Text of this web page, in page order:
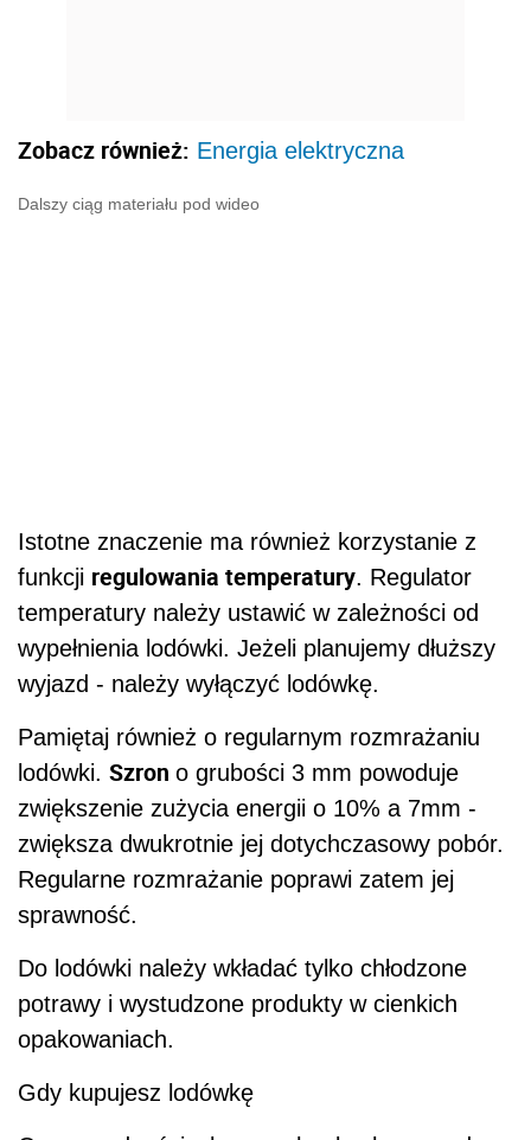
Zobacz również: Energia elektryczna
Dalszy ciąg materiału pod wideo
Istotne znaczenie ma również korzystanie z
funkcji regulowania temperatury. Regulator
temperatury należy ustawić w zależności od
wypełnienia lodówki. Jeżeli planujemy dłuższy
wyjazd - należy wyłączyć lodówkę.
Pamiętaj również o regularnym rozmrażaniu
lodówki. Szron o grubości 3 mm powoduje
zwiększenie zużycia energii o 10% a 7mm -
zwiększa dwukrotnie jej dotychczasowy pobór.
Regularne rozmrażanie poprawi zatem jej
sprawność.
Do lodówki należy wkładać tylko chłodzone
potrawy i wystudzone produkty w cienkich
opakowaniach.
Gdy kupujesz lodówkę